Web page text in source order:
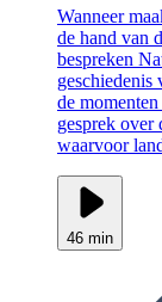
Wanneer
de hand van
bespreken
geschiedenis
de
gesprek over
waarvoor
46 min